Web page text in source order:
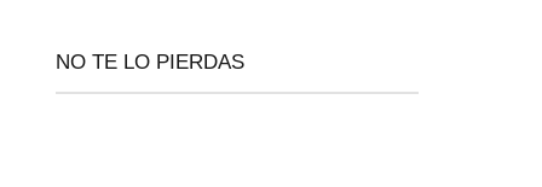
NO TE LO PIERDAS